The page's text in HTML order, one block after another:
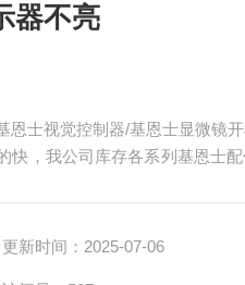
器不亮
士视觉控制器/基恩士显微镜
快，我公司库存各系列基恩士
合理
更新时间：2025-07-06